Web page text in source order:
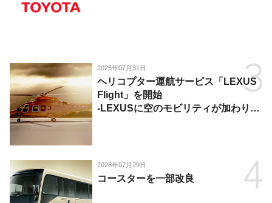
2026年07月31日
ヘリコプター運航サービス「LEXUS
Flight」を開始
-LEXUSに空のモビリティが加わり、
2026年07月29日
コースターを一部改良